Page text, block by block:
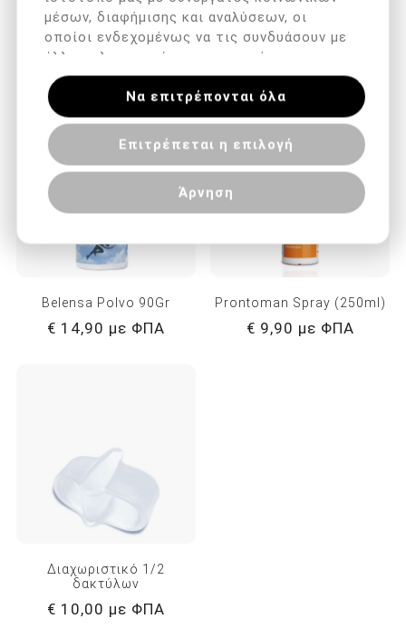
Arkada's TT Sept (250ml)
Arkada's Serum TC16
(11ml )
Belensa Polvo 90Gr
€ 14,90 με ΦΠΑ
Prontoman Spray (250ml)
€ 9,90 με ΦΠΑ
Διαχωριστικό 1/2
δακτύλων
€ 10,00 με ΦΠΑ
μέσων, διαφήμισης και αναλύσεων, οι
οποίοι ενδεχομένως να τις συνδυάσουν με
άλλες πληροφορίες που τους έχετε
παραχωρήσει ή τις οποίες έχουν συλλέξει
σε σχέση με την από μέρους σας χρήση
των υπηρεσιών τους.
Άρνηση
Επιτρέπεται η επιλογή
Να επιτρέπονται όλα